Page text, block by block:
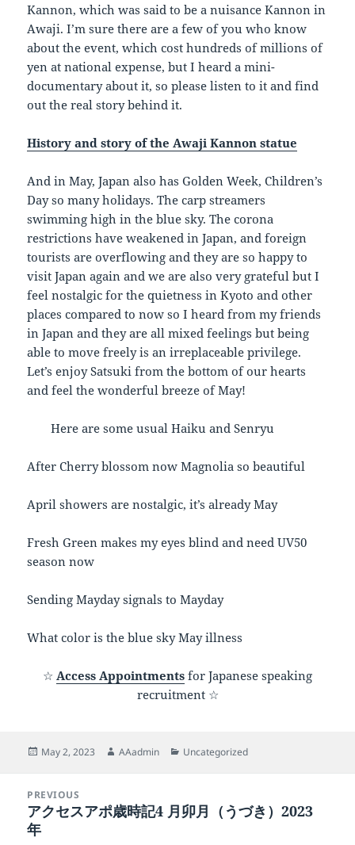
Kannon, which was said to be a nuisance Kannon in
Awaji. I’m sure there are a few of you who know
about the event, which cost hundreds of millions of
yen at national expense, but I heard a mini-
documentary about it, so please listen to it and find
out the real story behind it.
History and story of the Awaji Kannon statue
And in May, Japan also has Golden Week, Children’s
Day so many holidays. The carp streamers
swimming high in the blue sky. The corona
restrictions have weakened in Japan, and foreign
tourists are overflowing and they are so happy to
visit Japan again and we are also very grateful but I
feel nostalgic for the quietness in Kyoto and other
places compared to now so I heard from my friends
in Japan and they are all mixed feelings but being
able to move freely is an irreplaceable privilege.
Let’s enjoy Satsuki from the bottom of our hearts
and feel the wonderful breeze of May!
Here are some usual Haiku and Senryu
After Cherry blossom now Magnolia so beautiful
April showers are nostalgic, it’s already May
Fresh Green makes my eyes blind and need UV50
season now
Sending Mayday signals to Mayday
What color is the blue sky May illness
☆ Access Appointments for Japanese speaking
recruitment ☆
Posted
May 2, 2023 Author
AAadmin Categories
Uncategorized
navigation
PREVIOUS
Previous
post:
アクセスアポ歳時記4 月卯月（うづき）2023
年